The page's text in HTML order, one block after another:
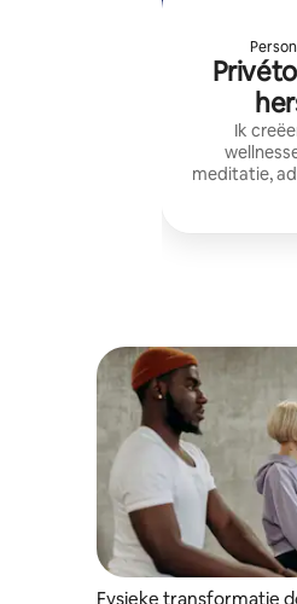
Ik
meditatie,
Fysieke transformatie